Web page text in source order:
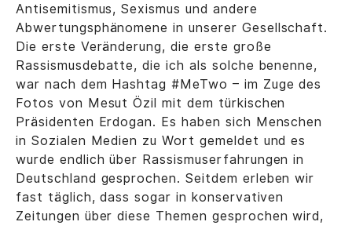
Antisemitismus, Sexismus und andere
Abwertungsphänomene in unserer Gesellschaft.
Die erste Veränderung, die erste große
Rassismusdebatte, die ich als solche benenne,
war nach dem Hashtag #MeTwo – im Zuge des
Fotos von Mesut Özil mit dem türkischen
Präsidenten Erdogan. Es haben sich Menschen
in Sozialen Medien zu Wort gemeldet und es
wurde endlich über Rassismuserfahrungen in
Deutschland gesprochen. Seitdem erleben wir
fast täglich, dass sogar in konservativen
Zeitungen über diese Themen gesprochen wird,